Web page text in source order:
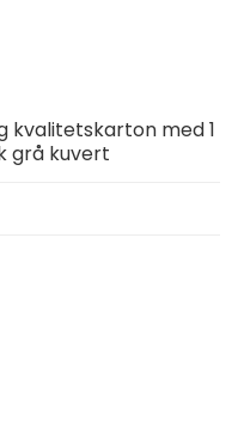
kvalitetskarton med 1
grå kuvert